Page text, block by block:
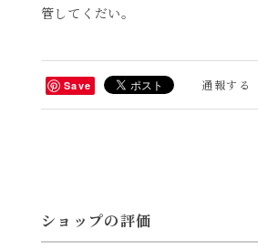
管してくだい。
Save 通報する
ショップの評価